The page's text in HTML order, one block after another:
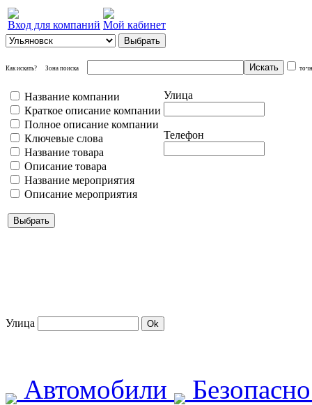
Вход для компаний Мой кабинет
Как искать? Зона поиска
Название компании
Краткое описание компании
Полное описание компании
Ключевые слова
Название товара
Описание товара
Название мероприятия
Описание мероприятия
Улица
Телефон
Улица
Автомобили